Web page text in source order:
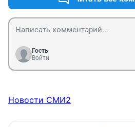
водителем маршрутки, или
спутниковых тарелок: двумя
двумя другими гайки затягивать.
Гость
Войти
Новости СМИ2